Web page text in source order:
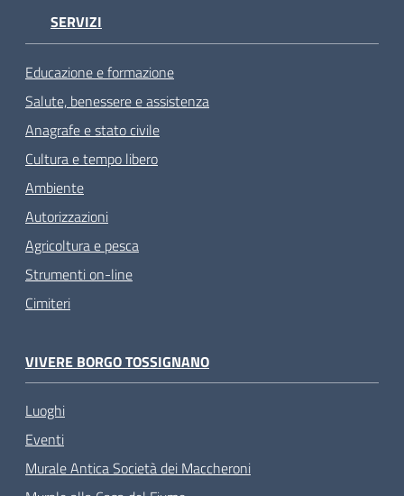
SERVIZI
Educazione e formazione
Salute, benessere e assistenza
Anagrafe e stato civile
Cultura e tempo libero
Ambiente
Autorizzazioni
Agricoltura e pesca
Strumenti on-line
Cimiteri
VIVERE BORGO TOSSIGNANO
Luoghi
Eventi
Murale Antica Società dei Maccheroni